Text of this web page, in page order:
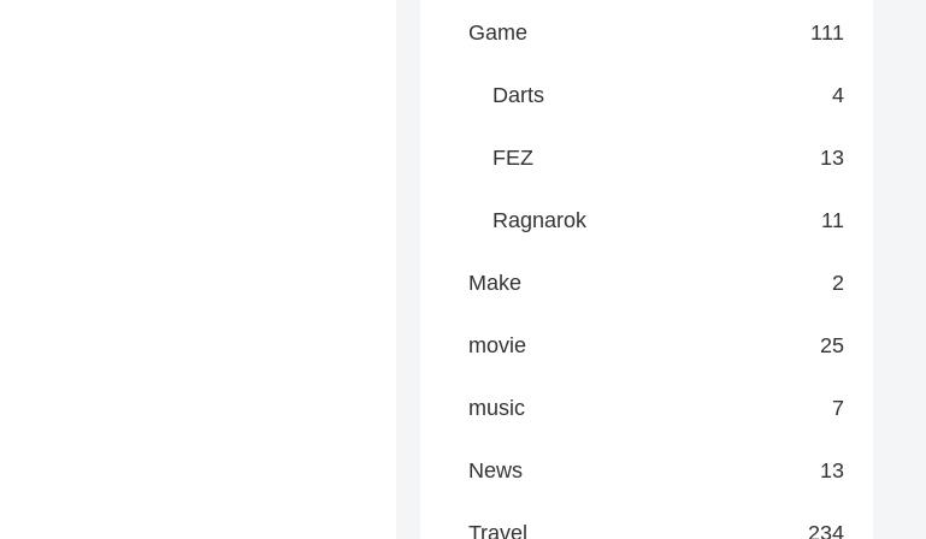
Game 111
Darts 4
FEZ 13
Ragnarok 11
Make 2
movie 25
music 7
News 13
Travel 234